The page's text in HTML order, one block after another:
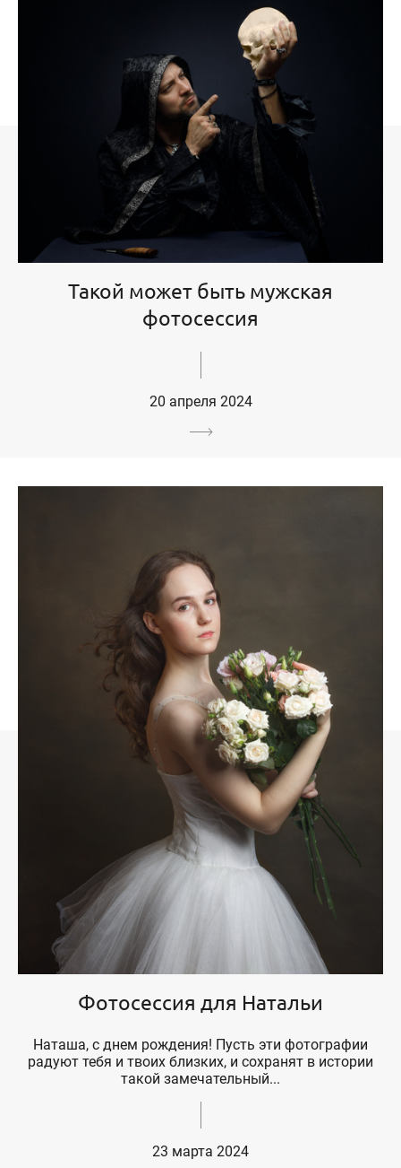
Такой может быть мужская
фотосессия
20 апреля 2024
Фотосессия для Натальи
Наташа, с днем рождения! Пусть эти фотографии
радуют тебя и твоих близких, и сохранят в истории
такой замечательный...
23 марта 2024